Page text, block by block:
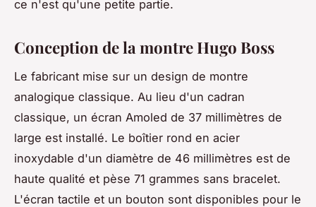
ce n'est qu'une petite partie.
Conception de la montre Hugo Boss
Le fabricant mise sur un design de montre
analogique classique. Au lieu d'un cadran
classique, un écran Amoled de 37 millimètres de
large est installé. Le boîtier rond en acier
inoxydable d'un diamètre de 46 millimètres est de
haute qualité et pèse 71 grammes sans bracelet.
L'écran tactile et un bouton sont disponibles pour le